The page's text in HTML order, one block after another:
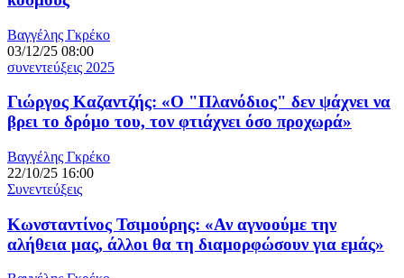
Βαγγέλης Γκρέκο
03/12/25 08:00
συνεντεύξεις 2025
Γιώργος Καζαντζής: «Ο "Πλανόδιος" δεν ψάχνει να
βρει το δρόμο του, τον φτιάχνει όσο προχωρά»
Βαγγέλης Γκρέκο
22/10/25 16:00
Συνεντεύξεις
Κωνσταντίνος Τσιμούρης: «Αν αγνοούμε την
αλήθεια μας, άλλοι θα τη διαμορφώσουν για εμάς»